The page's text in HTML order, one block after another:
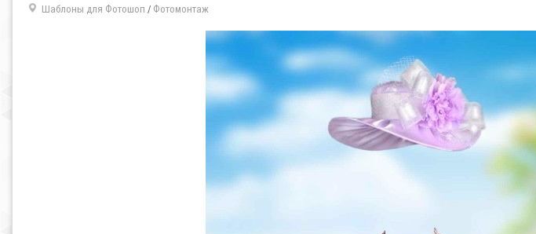
Шаблоны для Фотошоп / Фотомонтаж